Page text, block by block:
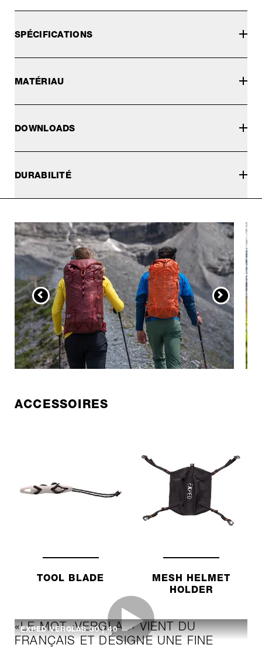
SPÉCIFICATIONS
MATÉRIAU
DOWNLOADS
DURABILITÉ
ACCESSOIRES
TOOL BLADE
MESH HELMET
HOLDER
EXPED VERGLAS 30 | 40
«LE MOT ‹VERGLAS› VIENT DU
FRANÇAIS ET DÉSIGNE UNE FINE